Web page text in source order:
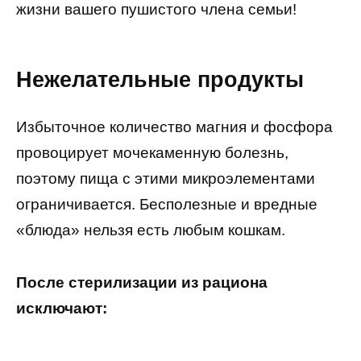
жизни вашего пушистого члена семьи!
Нежелательные продукты
Избыточное количество магния и фосфора
провоцирует мочекаменную болезнь,
поэтому пища с этими микроэлементами
ограничивается. Бесполезные и вредные
«блюда» нельзя есть любым кошкам.
После стерилизации из рациона
исключают: